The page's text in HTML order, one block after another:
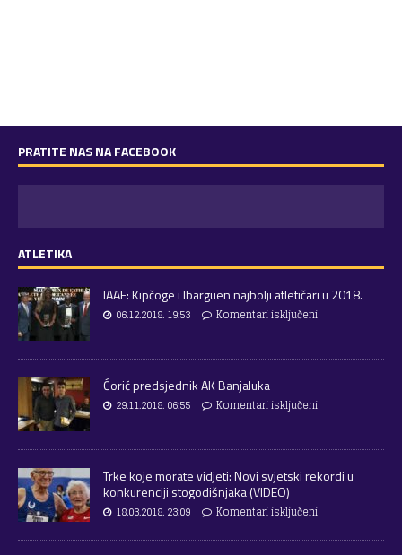
PRATITE NAS NA FACEBOOK
ATLETIKA
IAAF: Kipčoge i Ibarguen najbolji atletičari u 2018.
06.12.2018. 19:53 Komentari isključeni
Ćorić predsjednik AK Banjaluka
29.11.2018. 06:55 Komentari isključeni
Trke koje morate vidjeti: Novi svjetski rekordi u
konkurenciji stogodišnjaka (VIDEO)
18.03.2018. 23:09 Komentari isključeni